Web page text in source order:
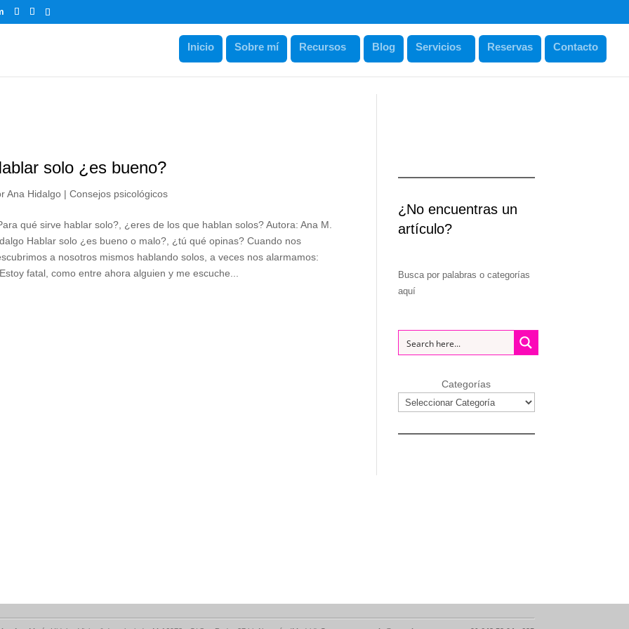
Inicio Sobre mí Recursos Blog Servicios Reservas Contacto
solo ¿es bueno?
Ana Hidalgo |Consejos psicológicos
qué sirve hablar solo?, ¿eres de los que hablan solos? Autora: Ana M.
Hablar solo ¿es bueno o malo?, ¿tú qué opinas? Cuando nos
a nosotros mismos hablando solos, a veces nos alarmamos:
fatal, como entre ahora alguien y me escuche...
¿No encuentras un
artículo?
Busca por palabras o categorías
aquí
Categorías